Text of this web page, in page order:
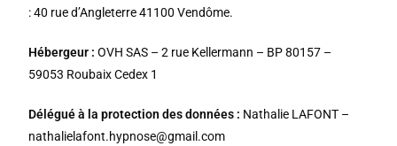
:40 rue d’Angleterre 41100 Vendôme.
Hébergeur : OVH SAS – 2 rue Kellermann – BP 80157 –
59053 Roubaix Cedex 1
Délégué à la protection des données : Nathalie LAFONT –
nathalielafont.hypnose@gmail.com